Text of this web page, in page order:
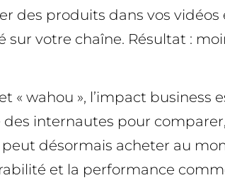
des produits dans vos
votre chaîne. Résultat :
« wahou », l’impact
internautes pour
désormais acheter au
et la performance